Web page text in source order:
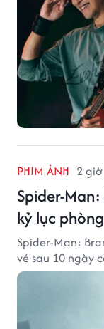
PHIM ẢNH 2
Spider-
kỷ lục
Spider-Man:
vé sau 10 ngày